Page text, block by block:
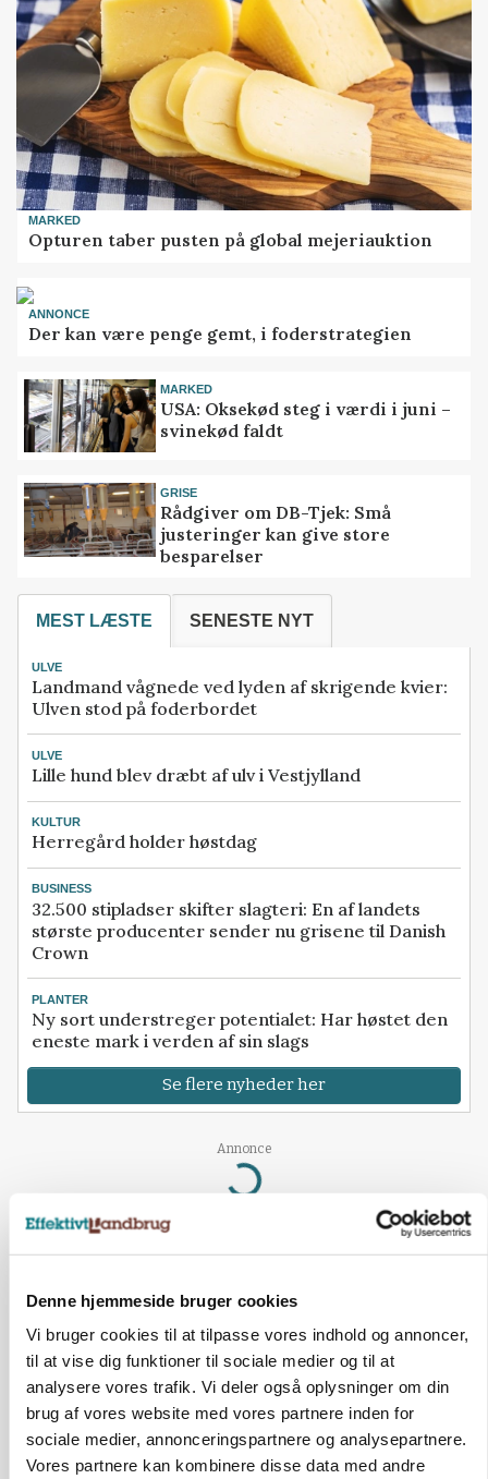
Denne hjemmeside bruger cookies
Vi bruger cookies til at tilpasse vores indhold og annoncer,
til at vise dig funktioner til sociale medier og til at
analysere vores trafik. Vi deler også oplysninger om din
brug af vores website med vores partnere inden for
sociale medier, annonceringspartnere og analysepartnere.
Vores partnere kan kombinere disse data med andre
MARKED
Opturen taber pusten på global mejeriauktion
ANNONCE
Der kan være penge gemt, i foderstrategien
MARKED
USA: Oksekød steg i værdi i juni –
svinekød faldt
GRISE
Rådgiver om DB-Tjek: Små
justeringer kan give store
besparelser
MEST LÆSTE SENESTE NYT
ULVE
Landmand vågnede ved lyden af skrigende kvier:
Ulven stod på foderbordet
ULVE
Lille hund blev dræbt af ulv i Vestjylland
KULTUR
Herregård holder høstdag
BUSINESS
32.500 stipladser skifter slagteri: En af landets
største producenter sender nu grisene til Danish
Crown
PLANTER
Ny sort understreger potentialet: Har høstet den
eneste mark i verden af sin slags
Se flere nyheder her
Annonce
Loading...